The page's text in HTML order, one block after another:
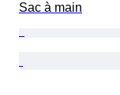
Sac à main